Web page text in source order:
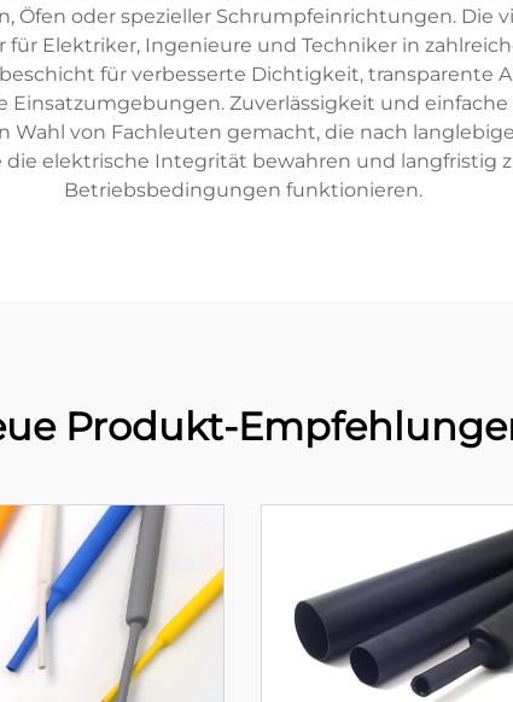
oder spezieller Schrumpfeinrichtungen. Die
Elektriker, Ingenieure und Techniker in
für verbesserte Dichtigkeit, transparente
Zuverlässigkeit und
von Fachleuten gemacht, die nach
die elektrische Integrität bewahren und langfristig
Betriebsbedingungen funktionieren.
Produkt-